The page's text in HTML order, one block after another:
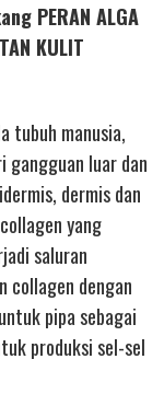
PERAN ALGA
KULIT
tubuh manusia,
gangguan luar dan
dermis dan
yang
saluran
collagen dengan
pipa sebagai
produksi sel-sel